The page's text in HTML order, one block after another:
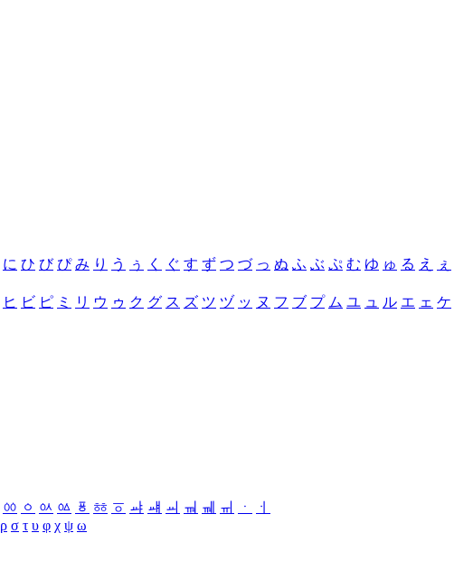
に ひ び ぴ み り う ぅ く ぐ す ず つ づ っ ぬ ふ ぶ ぷ む ゆ ゅ る え ぇ
ヒ ビ ピ ミ リ ウ ゥ ク グ ス ズ ツ ヅ ッ ヌ フ ブ プ ム ユ ュ ル エ ェ ケ
ㆀ ㆁ ㆂ ㆃ ㆄ ㆅ ㆆ ㆇ ㆈ ㆉ ㆊ ㆋ ㆌ ㆍ
ㆎ
ρ σ τ υ φ χ ψ ω